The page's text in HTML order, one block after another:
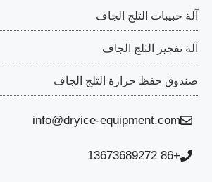
آلة حبيبات الثلج الجاف
آلة تفجير الثلج الجاف
صندوق حفظ حرارة الثلج الجاف
info@dryice-equipment.com
+86 13673689272